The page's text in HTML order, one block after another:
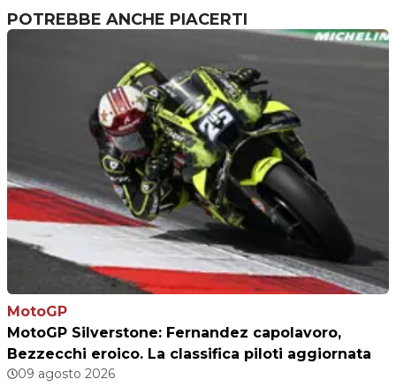
POTREBBE ANCHE PIACERTI
MotoGP
MotoGP Silverstone: Fernandez capolavoro,
Bezzecchi eroico. La classifica piloti aggiornata
09 agosto 2026